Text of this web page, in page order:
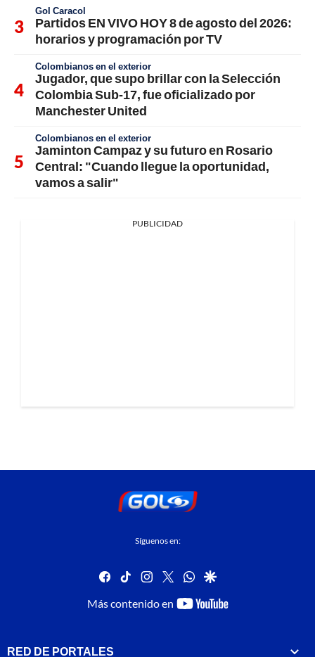
Gol Caracol
Partidos EN VIVO HOY 8 de agosto del 2026:
horarios y programación por TV
Colombianos en el exterior
Jugador, que supo brillar con la Selección
Colombia Sub-17, fue oficializado por
Manchester United
Colombianos en el exterior
Jaminton Campaz y su futuro en Rosario
Central: "Cuando llegue la oportunidad,
vamos a salir"
PUBLICIDAD
Síguenos en:
facebook
tiktok instagram
twitterwhatsapp
google
Más contenido en
youtube-
RED DE PORTALES